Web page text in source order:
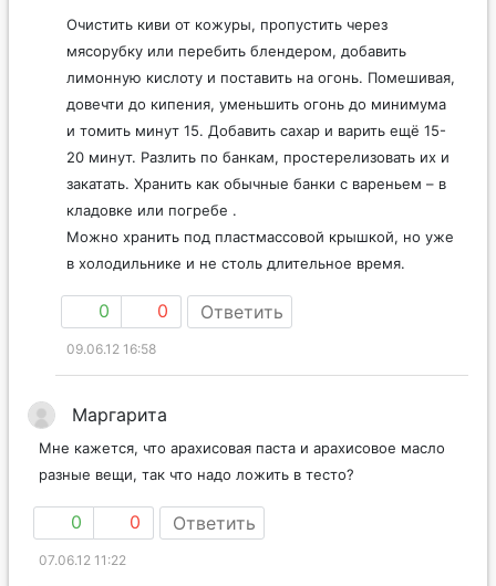
Очистить киви от кожуры, пропустить через
мясорубку или перебить блендером, добавить
лимонную кислоту и поставить на огонь. Помешивая,
довечти до кипения, уменьшить огонь до минимума
и томить минут 15. Добавить сахар и варить ещё 15-
20 минут. Разлить по банкам, простерелизовать их и
закатать. Хранить как обычные банки с вареньем – в
кладовке или погребе .
Можно хранить под пластмассовой крышкой, но уже
в холодильнике и не столь длительное время.
0 0 Ответить
09.06.12 16:58
Маргарита
Мне кажется, что арахисовая паста и арахисовое масло
разные вещи, так что надо ложить в тесто?
0 0 Ответить
07.06.12 11:22